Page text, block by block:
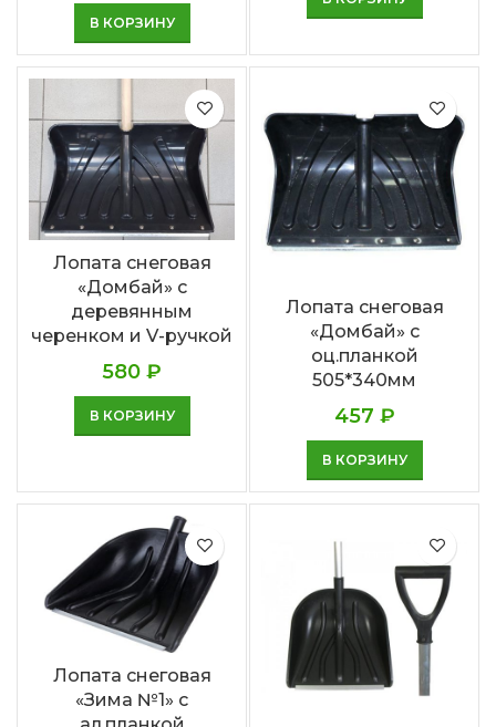
В КОРЗИНУ
Лопата снеговая
«Домбай» с
деревянным
черенком и V-ручкой
580 ₽
В КОРЗИНУ
Лопата снеговая
«Домбай» с
оц.планкой
505*340мм
457 ₽
В КОРЗИНУ
Лопата снеговая
«Зима №1» с